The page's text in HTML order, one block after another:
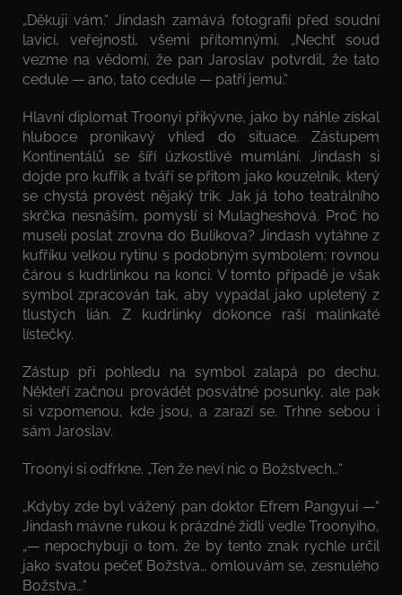
„Děkuji vám.“ Jindash zamává fotografií před soudní
lavicí, veřejností, všemi přítomnými. „Nechť soud
vezme na vědomí, že pan Jaroslav potvrdil, že tato
cedule — ano, tato cedule — patří jemu.“
Hlavní diplomat Troonyi přikývne, jako by náhle získal
hluboce pronikavý vhled do situace. Zástupem
Kontinentálů se šíří úzkostlivé mumlání. Jindash si
dojde pro kufřík a tváří se přitom jako kouzelník, který
se chystá provést nějaký trik. Jak já toho teatrálního
skrčka nesnáším, pomyslí si Mulagheshová. Proč ho
museli poslat zrovna do Bulikova? Jindash vytáhne z
kufříku velkou rytinu s podobným symbolem: rovnou
čárou s kudrlinkou na konci. V tomto případě je však
symbol zpracován tak, aby vypadal jako upletený z
tlustých lián. Z kudrlinky dokonce raší malinkaté
lístečky.
Zástup při pohledu na symbol zalapá po dechu.
Někteří začnou provádět posvátné posunky, ale pak
si vzpomenou, kde jsou, a zarazí se. Trhne sebou i
sám Jaroslav.
Troonyi si odfrkne. „Ten že neví nic o Božstvech…“
„Kdyby zde byl vážený pan doktor Efrem Pangyui —“
Jindash mávne rukou k prázdné židli vedle Troonyiho,
„— nepochybuji o tom, že by tento znak rychle určil
jako svatou pečeť Božstva… omlouvám se, zesnulého
Božstva…“